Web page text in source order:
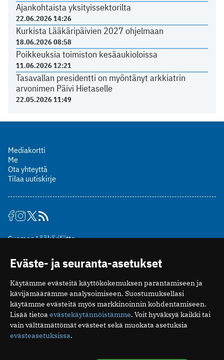
Ajankohtaista yksityissektorilta
22.06.2026 14:26
Kurkista Lääkäripäivien 2027 ohjelmaan
18.06.2026 08:58
Poikkeuksia toimiston kesäaukioloissa
11.06.2026 12:21
Tasavallan presidentti on myöntänyt arkkiatrin
arvonimen Päivi Hietaselle
22.05.2026 11:49
Mediakortti
Me
Ota yhteyttä
Tilaa uutiskirje
Suomen Lääkäriliitto
00510 Helsinki
puh. (09) 393 091
toimitus@potilaanlaakarilehti.fi
ISSN 2323-9476
Eväste- ja seuranta-asetukset
Käytämme evästeitä käyttökokemuksen parantamiseen ja
kävijämäärämme analysoimiseen. Suostumuksellasi
käytämme evästeitä myös markkinoinnin kohdentamiseen.
Lisää tietoa evästekäytännöistämme. Voit hyväksyä kaikki tai
vain välttämättömät evästeet sekä muokata asetuksia
evästeasetuksissa.